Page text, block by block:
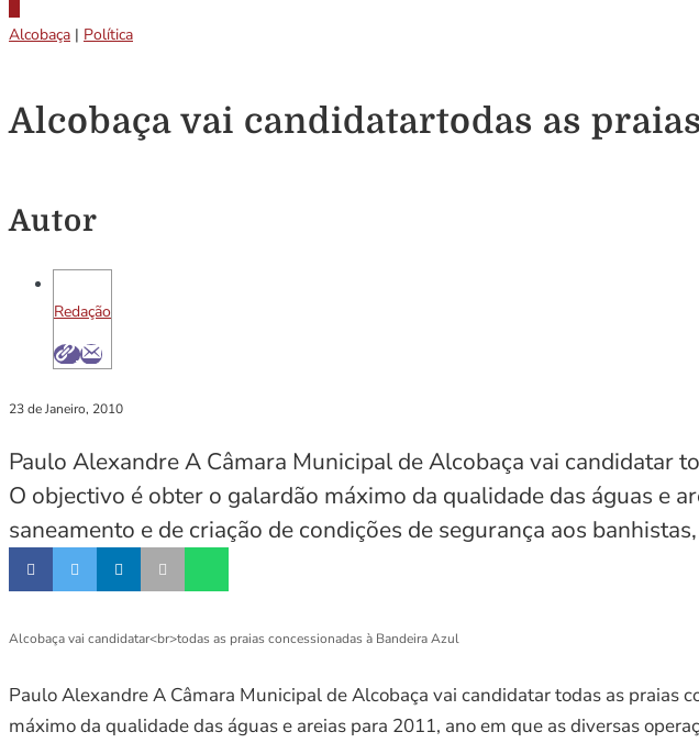
Alcobaça | Política
Alcobaça vai candidatartodas as
Autor
Redação
23 de Janeiro, 2010
Paulo Alexandre A Câmara Municipal de Alcobaça vai candidatar
O objectivo é obter o galardão máximo da qualidade das águas e
saneamento e de criação de condições de segurança aos
Alcobaça vai candidatar<br>todas as praias concessionadas à Bandeira Azul
Paulo Alexandre A Câmara Municipal de Alcobaça vai candidatar todas as praias
máximo da qualidade das águas e areias para 2011, ano em que as diversas